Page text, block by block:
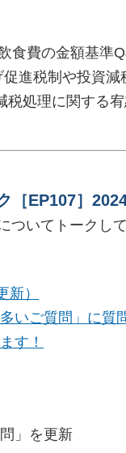
食費の金額基準
進税制や投資減
処理に関する
［EP107］
いてトークして
）
いご質問」に質
す！
」を更新